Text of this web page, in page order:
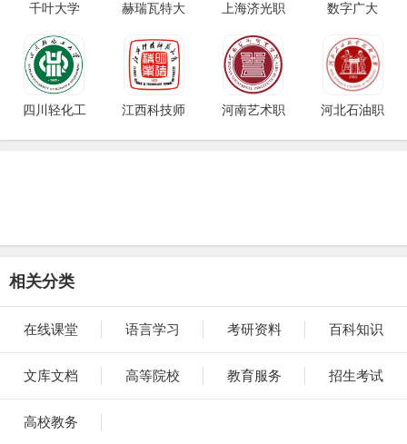
千叶大学 赫瑞瓦特大 上海济光职 数字广大
四川轻化工 江西科技师 河南艺术职 河北石油职
相关分类
在线课堂 语言学习 考研资料 百科知识
文库文档 高等院校 教育服务 招生考试
高校教务